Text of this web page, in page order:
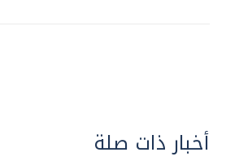
أخبار ذات صلة